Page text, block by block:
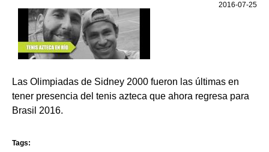
2016-07-25
Las Olimpiadas de Sidney 2000 fueron las últimas en
tener presencia del tenis azteca que ahora regresa para
Brasil 2016.
Tags: